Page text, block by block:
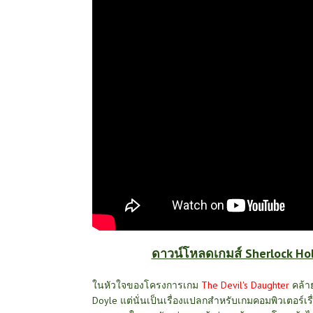
ดาวน์โหลดเกมส์ Sherlock
ในหัวใจของโครงการเกม The Devil's Daughter คล้า
Doyle แต่นั่นเป็นเรื่องแปลกสำหรับเกมคอมพิวเตอร์